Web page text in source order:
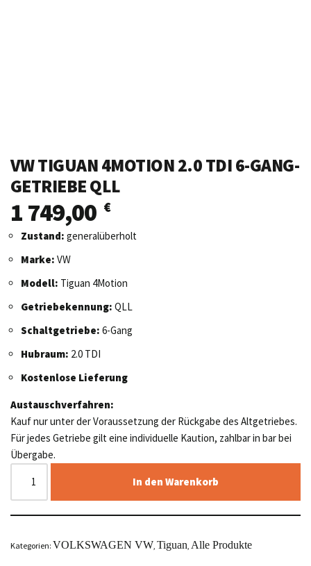
VW TIGUAN 4MOTION 2.0 TDI 6-GANG-
GETRIEBE QLL
1 749,00 €
Zustand: generalüberholt
Marke: VW
Modell: Tiguan 4Motion
Getriebekennung: QLL
Schaltgetriebe: 6-Gang
Hubraum: 2.0 TDI
Kostenlose Lieferung
Austauschverfahren:
Kauf nur unter der Voraussetzung der Rückgabe des Altgetriebes.
Für jedes Getriebe gilt eine individuelle Kaution, zahlbar in bar bei
Übergabe.
In den Warenkorb
Kategorien: VOLKSWAGEN VW Tiguan Alle Produkte